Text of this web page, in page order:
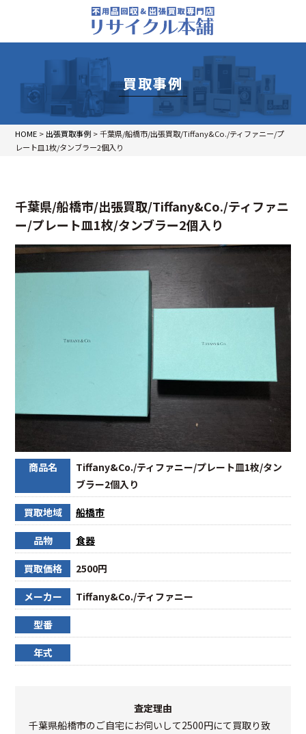
買取事例
HOME > 出張買取事例 >千葉県/船橋市/出張買取/Tiffany&Co./ティファニー/プ
レート皿1枚/タンブラー2個入り
千葉県/船橋市/出張買取/Tiffany&Co./ティファニ
ー/プレート皿1枚/タンブラー2個入り
商品名
Tiffany&Co./ティファニー/プレート皿1枚/タン
ブラー2個入り
買取地域 船橋市
品物 食器
買取価格 2500円
メーカー Tiffany&Co./ティファニー
型番
年式
査定理由
千葉県船橋市のご自宅にお伺いして2500円にて買取り致